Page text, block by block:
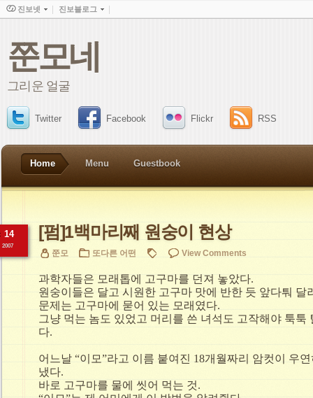
쭌모네
그리운 얼굴
Twitter Facebook Flickr RSS
Home Menu Guestbook
[펌]1백마리째 원숭이 현상
14
2007
쭌모 또다른 어떤 View Comments
과학자들은 모래톱에 고구마를 던져 놓았다.
원숭이들은 달고 시원한 고구마 맛에 반한 듯 앞다퉈 달
문제는 고구마에 묻어 있는 모래였다.
그냥 먹는 놈도 있었고 머리를 쓴 녀석도 고작해야 툭툭
다.
어느날 “이모”라고 이름 붙여진 18개월짜리 암컷이 우
냈다.
바로 고구마를 물에 씻어 먹는 것.
진보넷 진보블로그